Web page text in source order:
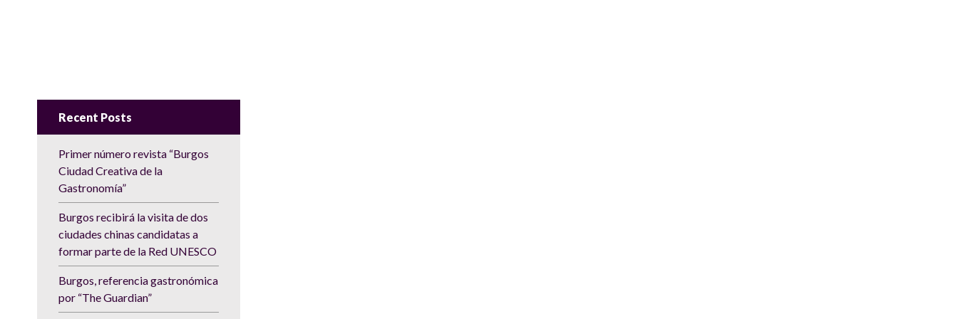
Recent Posts
Primer número revista “Burgos
Ciudad Creativa de la
Gastronomía”
Burgos recibirá la visita de dos
ciudades chinas candidatas a
formar parte de la Red UNESCO
Burgos, referencia gastronómica
por “The Guardian”